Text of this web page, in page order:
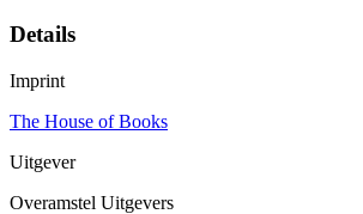
Details
Imprint
The House of Books
Uitgever
Overamstel Uitgevers